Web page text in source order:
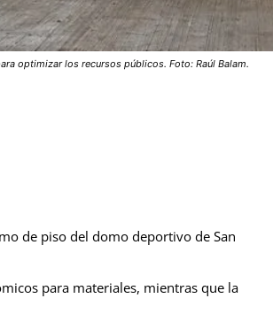
optimizar los recursos públicos. Foto: Raúl Balam.
de piso del domo deportivo de San
para materiales, mientras que la